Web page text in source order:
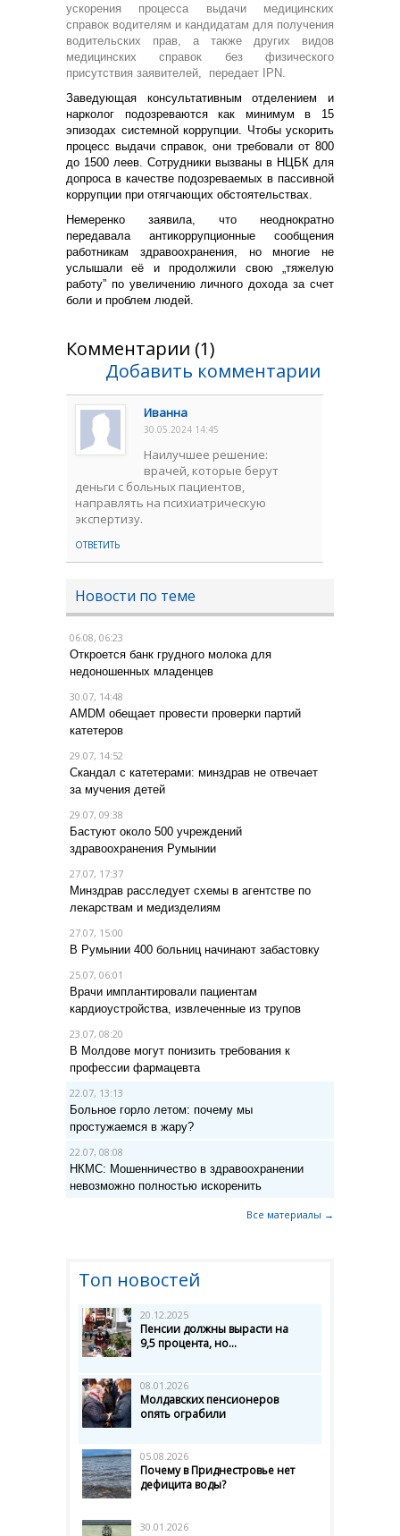
ускорения процесса выдачи медицинских
справок водителям и кандидатам для получения
водительских прав, а также других видов
медицинских справок без физического
присутствия заявителей, передает IPN.
Заведующая консультативным отделением и
нарколог подозреваются как минимум в 15
эпизодах системной коррупции. Чтобы ускорить
процесс выдачи справок, они требовали от 800
до 1500 леев. Сотрудники вызваны в НЦБК для
допроса в качестве подозреваемых в пассивной
коррупции при отягчающих обстоятельствах.
Немеренко заявила, что неоднократно
передавала антикоррупционные сообщения
работникам здравоохранения, но многие не
услышали её и продолжили свою „тяжелую
работу” по увеличению личного дохода за счет
боли и проблем людей.
Комментарии (1)
Добавить комментарии
Иванна
30.05.2024 14:45
Наилучшее решение:
врачей, которые берут
деньги с больных пациентов,
направлять на психиатрическую
экспертизу.
ОТВЕТИТЬ
Новости по теме
06.08, 06:23
Откроется банк грудного молока для
недоношенных младенцев
30.07, 14:48
AMDM обещает провести проверки партий
катетеров
29.07, 14:52
Скандал с катетерами: минздрав не отвечает
за мучения детей
29.07, 09:38
Бастуют около 500 учреждений
здравоохранения Румынии
27.07, 17:37
Минздрав расследует схемы в агентстве по
лекарствам и медизделиям
27.07, 15:00
В Румынии 400 больниц начинают забастовку
25.07, 06:01
Врачи имплантировали пациентам
кардиоустройства, извлеченные из трупов
23.07, 08:20
В Молдове могут понизить требования к
профессии фармацевта
22.07, 13:13
Больное горло летом: почему мы
простужаемся в жару?
22.07, 08:08
НКМС: Мошенничество в здравоохранении
невозможно полностью искоренить
Все материалы →
Топ новостей
20.12.2025
Пенсии должны вырасти на
9,5 процента, но...
08.01.2026
Молдавских пенсионеров
опять ограбили
05.08.2026
Почему в Приднестровье нет
дефицита воды?
30.01.2026